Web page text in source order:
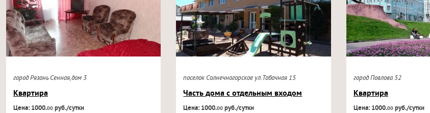
город Рязань Сенная,дом 3
Квартира
Цена: 1000.00руб./сутки
поселок Солнечногорское ул.Табачная 15
Часть дома с отдельным входом
Цена: 1000.00 руб./сутки
город Павлова 52
Квартира
Цена: 1000.00руб./сутки